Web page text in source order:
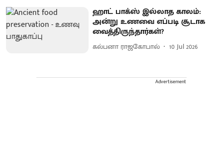
ஹாட் பாக்ஸ் இல்லாத காலம்:
அன்று உணவை எப்படி சூடாக
வைத்திருந்தார்கள்?
கல்பனா ராஜகோபால் 10 Jul 2026
Advertisement